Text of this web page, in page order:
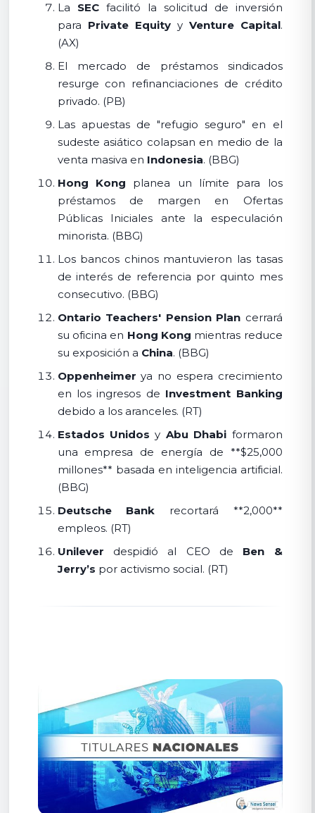
La SECfacilitó la solicitud de inversión
para Private Equityy Venture Capital.
(AX)
El mercado de préstamos sindicados
resurge con refinanciaciones de crédito
privado. (PB)
Las apuestas de "refugio seguro" en el
sudeste asiático colapsan en medio de la
venta masiva en Indonesia. (BBG)
Hong Kong planea un límite para los
préstamos de margen en Ofertas
Públicas Iniciales ante la especulación
minorista. (BBG)
Los bancos chinos mantuvieron las tasas
de interés de referencia por quinto mes
consecutivo. (BBG)
Ontario Teachers' Pension Plan cerrará
su oficina en Hong Kong mientras reduce
su exposición a China. (BBG)
Oppenheimer ya no espera crecimiento
en los ingresos de Investment Banking
debido a los aranceles. (RT)
Estados Unidos y Abu Dhabi formaron
una empresa de energía de **$25,000
millones** basada en inteligencia artificial.
(BBG)
Deutsche Bank recortará **2,000**
empleos. (RT)
Unilever despidió al CEO de Ben &
Jerry’s por activismo social. (RT)